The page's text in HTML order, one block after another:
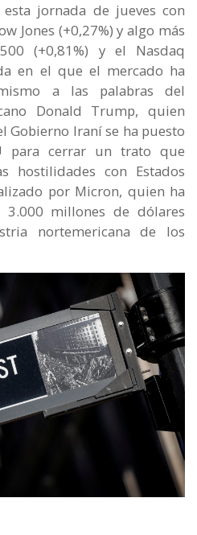
jornada de jueves con
Jones (+0,27%) y algo más
(+0,81%) y el Nasdaq
en el que el mercado ha
a las palabras del
Donald Trump, quien
Gobierno Iraní se ha puesto
para cerrar un trato que
con Estados
por Micron, quien ha
millones de dólares
nortemericana de los